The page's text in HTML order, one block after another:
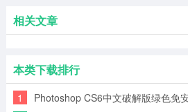
相关文章
本类下载排行
1 Photoshop CS6中文破解版绿色免